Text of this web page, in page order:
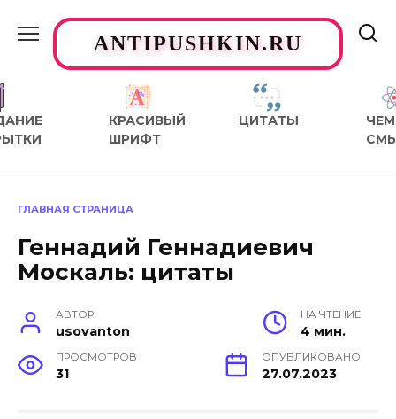
содержаниюANTIPUSHKIN.RU
КРАСИВЫЙ
ШРИФТ
ЦИТАТЫ
ЧЕМ
ГЛАВНАЯ СТРАНИЦА
Геннадий Геннадиевич
Москаль: цитаты
АВТОР
usovanton
НА ЧТЕНИЕ
4 мин.
ПРОСМОТРОВ
31
ОПУБЛИКОВАНО
27.07.2023